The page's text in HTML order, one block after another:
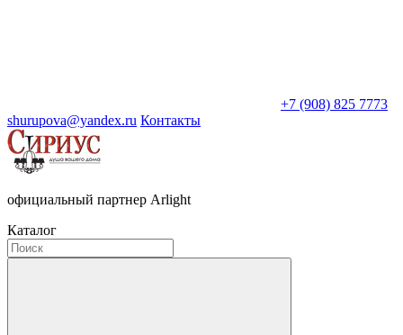
+7 (908) 825 7773
shurupova@yandex.ru Контакты
официальный партнер Arlight
Каталог